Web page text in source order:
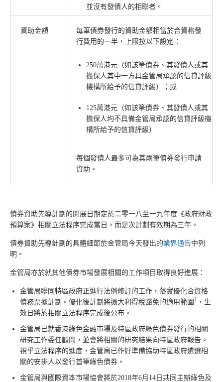
並沒有發債人的相聯者。
資助金額
每筆債券發行的資助金額相當於合資格發
行費用的一半，上限按以下設定：
250萬港元（如該筆債券、其發債人或其
擔保人其中一方具金管局承認的信貸評級
機構所給予的信貸評級）；或
125萬港元（如該筆債券、其發債人或其
擔保人均不具備金管局承認的信貸評級機
構所給予的信貸評級）
每個發債人最多可為其兩筆債券發行申請
資助。
債券資助先導計劃的開展日期定於二零一八至一九年度《政府財政
預算案》相關立法程序完成當日，而是次計劃有效期為三年。
債券資助先導計劃的具體細節於金管局今天發出的業界通告中列
明。
金管局亦於就其他債券市場發展相關的工作項目取得良好進展：
金管局聯同特區政府正進行法例修訂的工作，落實優化合資格
債務票據計劃。優化後計劃將擴大利得稅豁免的適用範圍 1 ，生
效日將於相關立法程序完成後公布。
金管局已就香港綠色金融市場及特區政府綠色債券發行的相關
研究工作委任顧問，並會將相關的研究結果向特區政府報告。
視乎立法程序的進度，金管局已作好準備協助特區政府遴選相
關的安排人以發行首筆綠色債券。
金管局與國際資本市場協會將於2018年6月14日共同主辦綠色及